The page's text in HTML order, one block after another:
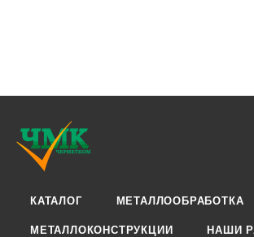
КАТАЛОГ МЕТАЛЛООБРАБОТКА
МЕТАЛЛОКОНСТРУКЦИИ НАШИ